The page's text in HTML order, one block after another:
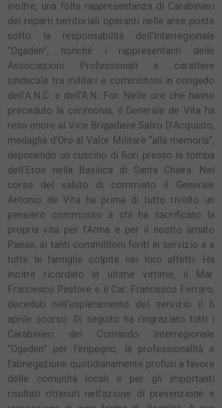
inoltre, una folta rappresentanza di Carabinieri
dei reparti territoriali operanti nelle aree poste
sotto la responsabilità dell’Interregionale
“Ogaden”, nonché i rappresentanti delle
Associazioni Professionali a carattere
sindacale tra militari e commilitoni in congedo
dell’A.N.C. e dell’A.N. For. Nelle ore che hanno
preceduto la cerimonia, il Generale de Vita ha
reso onore al Vice Brigadiere Salvo D’Acquisto,
medaglia d’Oro al Valor Militare “alla memoria”,
deponendo un cuscino di fiori presso la tomba
dell’Eroe nella Basilica di Santa Chiara. Nel
corso del saluto di commiato il Generale
Antonio de Vita ha prima di tutto rivolto un
pensiero commosso a chi ha sacrificato la
propria vita per l’Arma e per il nostro amato
Paese, ai tanti commilitoni feriti in servizio e a
tutte le famiglie colpite nei loro affetti. Ha
inoltre ricordato le ultime vittime, il Mar.
Francesco Pastore e il Car. Francesco Ferraro,
deceduti nell’espletamento del servizio il 6
aprile scorso. Di seguito ha ringraziato tutti i
Carabinieri del Comando Interregionale
“Ogaden” per l’impegno, la professionalità e
l’abnegazione quotidianamente profusi a favore
delle comunità locali e per gli importanti
risultati ottenuti nell’azione di prevenzione e